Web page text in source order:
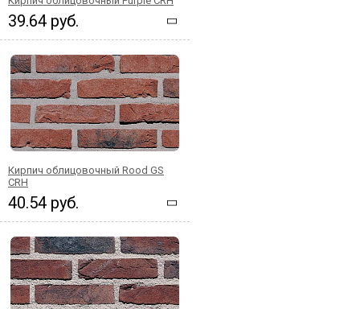
39.64 руб.
Кирпич облицовочный Rood GS
CRH
40.54 руб.